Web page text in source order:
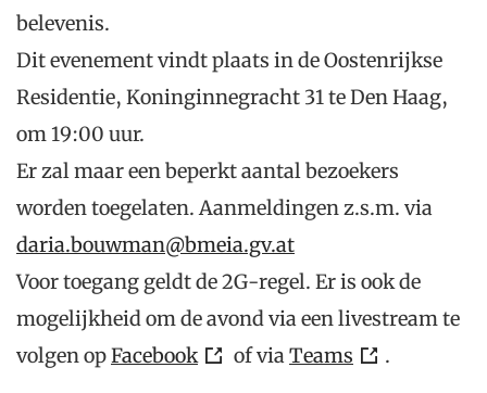
belevenis.
Dit evenement vindt plaats in de Oostenrijkse
Residentie, Koninginnegracht 31 te Den Haag,
om 19:00 uur.
Er zal maar een beperkt aantal bezoekers
worden toegelaten. Aanmeldingen z.s.m. via
daria.bouwman@bmeia.gv.at
Voor toegang geldt de 2G-regel. Er is ook de
mogelijkheid om de avond via een livestream te
volgen opFacebook of viaTeams .